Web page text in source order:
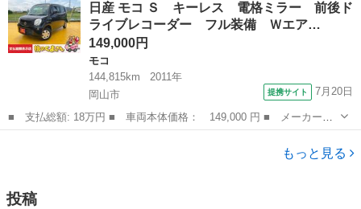
Ｄナビ バックカメラ 禁煙車 ＥＴＣ 両側スライドドア Ｂｌｕ
ｅｔｏｏｔｈ...
日産 モコ Ｓ キーレス 電格ミラー 前後ド
ライブレコーダー フル装備 Ｗエア…
149,000円
モコ
144,815km
2011年
岡山市
提携サイト 7月20日
■ 支払総額: 18万円 ■ 車両本体価格： 149,000 円 ■ メーカー
名： 日産 ■ 車種名： モコ ■ グレード名： Ｓ キーレス 電
格ミラー 前後ドライブレコーダー フル装備 Ｗエアバッグ ベン
もっと見る
投稿